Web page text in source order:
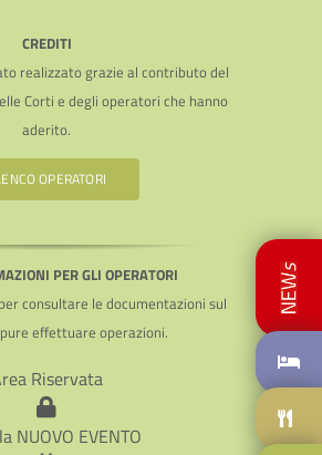
CREDITI
realizzato grazie al contributo del
Corti e degli operatori che hanno
aderito.
OPERATORI
PER GLI OPERATORI
consultare le documentazioni sul
effettuare operazioni.
Riservata
NUOVO EVENTO